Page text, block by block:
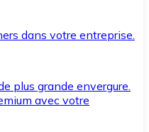
dans votre entreprise.
plus grande envergure.
avec votre